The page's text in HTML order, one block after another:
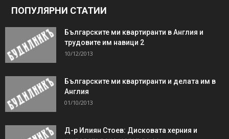
ПОПУЛЯРНИ СТАТИИ
Българските ми квартиранти в Англия и
трудовите им навици 2
10/12/2013
Българските ми квартиранти и делата им в
Англия
01/10/2013
Д-р Илиян Стоев: Дисковата херния и